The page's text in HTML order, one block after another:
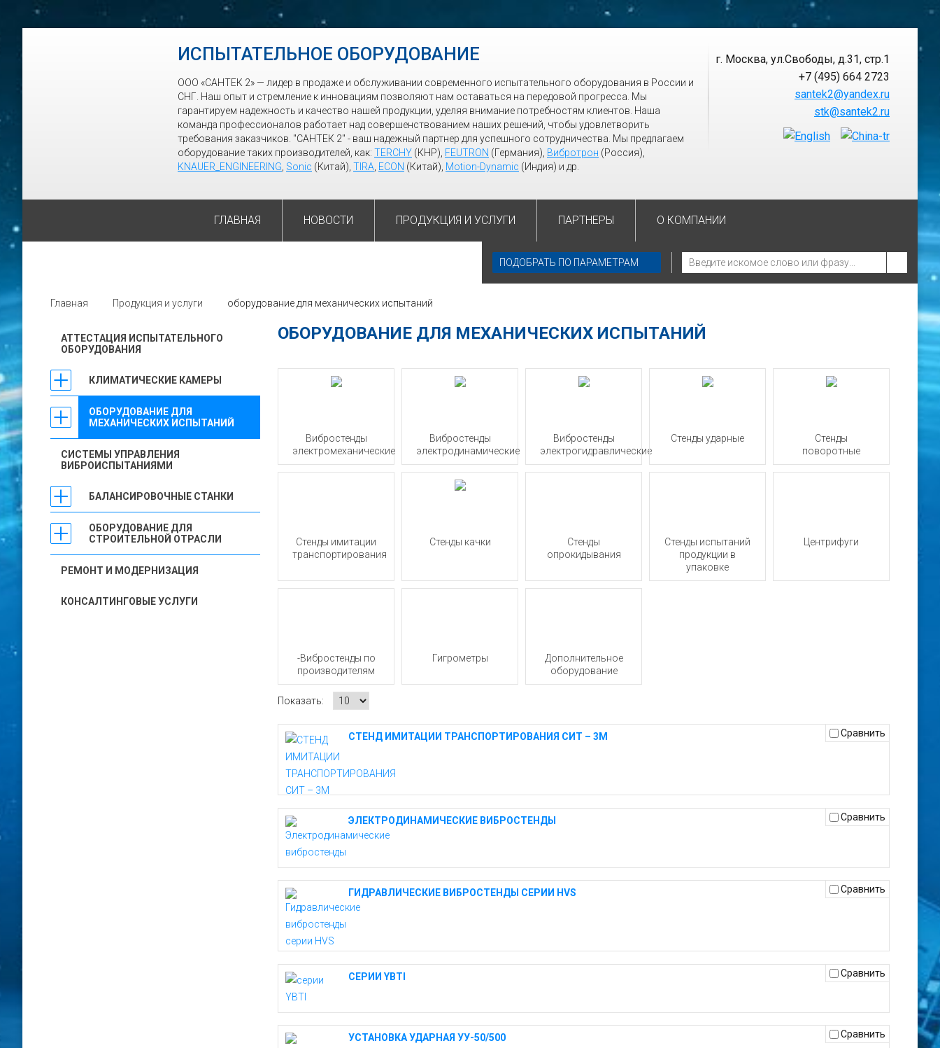
ИСПЫТАТЕЛЬНОЕ ОБОРУДОВАНИЕ
ООО «САНТЕК 2» — лидер в продаже и обслуживании современного испытательного оборудования в России и
СНГ. Наш опыт и стремление к инновациям позволяют нам оставаться на передовой прогресса. Мы
гарантируем надежность и качество нашей продукции, уделяя внимание потребностям клиентов. Наша
команда профессионалов работает над совершенствованием наших решений, чтобы удовлетворить
требования заказчиков. "САНТЕК 2" - ваш надежный партнер для успешного сотрудничества. Мы предлагаем
оборудование таких производителей, как: TERCHY (КНР), FEUTRON (Германия), Вибротрон (Россия),
KNAUER_ENGINEERING Sonic (Китай), TIRA ECON (Китай), Motion-Dynamic (Индия) и др.
г. Москва, ул.Свободы, д.31, стр.1
+7 (495) 664 2723
santek2@yandex.ru
stk@santek2.ru
ГЛАВНАЯ НОВОСТИ ПРОДУКЦИЯ И УСЛУГИ ПАРТНЕРЫ О КОМПАНИИ
ПОДОБРАТЬ ПО ПАРАМЕТРАМ
Главная Продукция и услуги оборудование для механических испытаний
АТТЕСТАЦИЯ ИСПЫТАТЕЛЬНОГО
ОБОРУДОВАНИЯ
КЛИМАТИЧЕСКИЕ КАМЕРЫ
ОБОРУДОВАНИЕ ДЛЯ
МЕХАНИЧЕСКИХ ИСПЫТАНИЙ
СИСТЕМЫ УПРАВЛЕНИЯ
ВИБРОИСПЫТАНИЯМИ
БАЛАНСИРОВОЧНЫЕ СТАНКИ
ОБОРУДОВАНИЕ ДЛЯ
СТРОИТЕЛЬНОЙ ОТРАСЛИ
РЕМОНТ И МОДЕРНИЗАЦИЯ
КОНСАЛТИНГОВЫЕ УСЛУГИ
ОБОРУДОВАНИЕ ДЛЯ МЕХАНИЧЕСКИХ ИСПЫТАНИЙ
Вибростенды
электромеханические
Вибростенды
электродинамические
Вибростенды
электрогидравлические
Стенды ударные
Стенды
поворотные
Стенды имитации
транспортирования
Стенды качки
Стенды
опрокидывания
Стенды испытаний
продукции в
упаковке
Центрифуги
-Вибростенды по
производителям
Гигрометры
Дополнительное
оборудование
Показать:
Сравнить
СТЕНД ИМИТАЦИИ ТРАНСПОРТИРОВАНИЯ СИТ – 3М
Сравнить
ЭЛЕКТРОДИНАМИЧЕСКИЕ ВИБРОСТЕНДЫ
Сравнить
ГИДРАВЛИЧЕСКИЕ ВИБРОСТЕНДЫ СЕРИИ HVS
Сравнить
СЕРИИ YBTI
Сравнить
УСТАНОВКА УДАРНАЯ УУ-50/500